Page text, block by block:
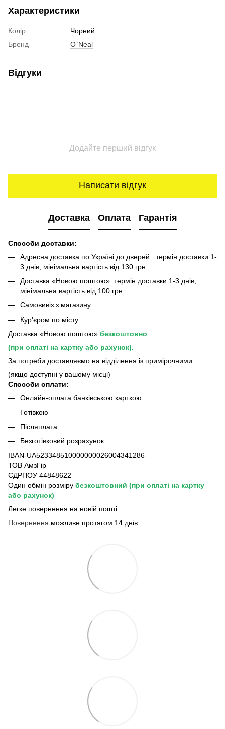
Характеристики
Колір
Чорний
Бренд
O`Neal
Відгуки
Додайте перший відгук
Написати відгук
Доставка Оплата Гарантія
Способи доставки:
Адресна доставка по Україні до дверей: термін доставки 1-
3 днів, мінімальна вартість від 130 грн.
Доставка «Новою поштою»: термін доставки 1-3 днів,
мінімальна вартість від 100 грн.
Самовивіз з магазину
Кур'єром по місту
Доставка «Новою поштою» безкоштовно
(при оплаті на картку або рахунок).
За потреби доставляємо на відділення із примірочними
(якщо доступні у вашому місці)
Способи оплати:
Онлайн-оплата банківською карткою
Готівкою
Післяплата
Безготівковий розрахунок
IBAN-UA523348510000000026004341286
ТОВ АмзГір
ЄДРПОУ 44848622
Один обмін розміру безкоштовний (при оплаті на картку
або рахунок)
Легке повернення на новій пошті
Повернення можливе протягом 14 днів